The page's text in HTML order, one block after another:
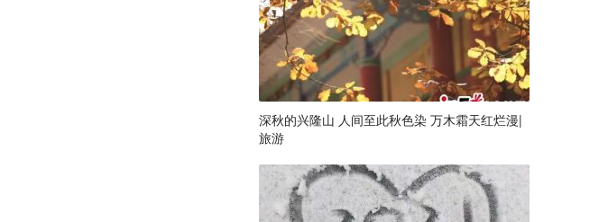
深秋的兴隆山 人间至此秋色染 万木霜天红烂漫|
旅游